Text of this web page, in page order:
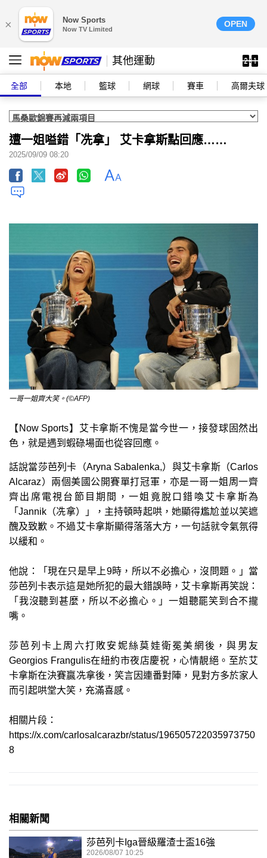
× Now Sports
Now TV Limited
OPEN
其他運動
全部 本地 籃球 網球 賽車 高爾夫球
遭一姐嗌錯「冼拿」 艾卡拿斯點回應……
2025/09/09 08:20
一哥一姐齊大笑。(©AFP)
【Now Sports】艾卡拿斯不愧是當今世一，接發球固然出
色，就是遇到蝦碌場面也從容回應。
話說當莎芭列卡（Aryna Sabalenka,）與艾卡拿斯（Carlos
Alcaraz）兩個美國公開賽單打冠軍，亦是一哥一姐周一齊
齊出席電視台節目期間，一姐竟脫口錯喚艾卡拿斯為
「Jannik（冼拿）」，主持頓時起哄，她顯得尷尬並以笑遮
醜及致歉。不過艾卡拿斯顯得落落大方，一句話就令氣氛得
以緩和。
他說：「現在只是早上9時，所以不必擔心，沒問題。」當
莎芭列卡表示這是她所犯的最大錯誤時，艾卡拿斯再笑說：
「我沒聽到甚麼，所以不必擔心。」一姐聽罷笑到合不攏
嘴。
莎芭列卡上周六打敗安妮絲莫娃衛冕美網後，與男友
Georgios Frangulis在紐約市夜店慶祝，心情靚絕。至於艾
卡拿斯在決賽贏冼拿後，笑言因連番對陣，見對方多於家人
而引起哄堂大笑，充滿喜感。
相關片段：
https://x.com/carlosalcarazbr/status/196505722035973750
8
相關新聞
莎芭列卡Iga晉級羅渣士盃16強
2026/08/07 10:25